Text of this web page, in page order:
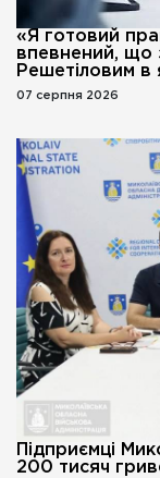
«Я готовий
впевнений, що
Решетіловим в
07 серпня 2026
Підприємці
200 тисяч